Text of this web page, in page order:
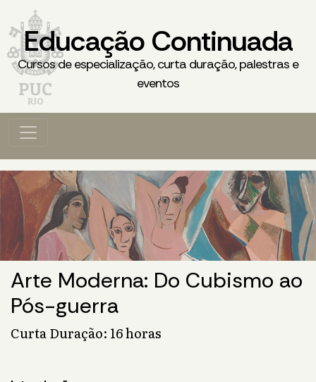
Educação Continuada
Cursos de especialização, curta duração, palestras e
eventos
Arte Moderna: Do Cubismo ao
Pós-guerra
Curta Duração: 16 horas